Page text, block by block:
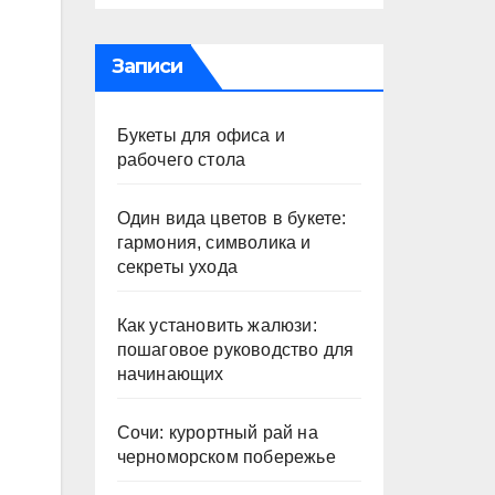
Записи
Букеты для офиса и
рабочего стола
Один вида цветов в букете:
гармония, символика и
секреты ухода
Как установить жалюзи:
пошаговое руководство для
начинающих
Сочи: курортный рай на
черноморском побережье